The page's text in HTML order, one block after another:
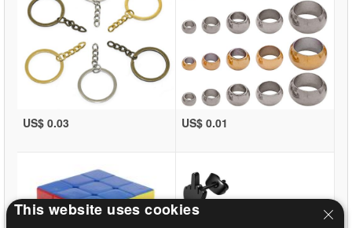
US$ 0.03 US$ 0.01
This website uses cookies